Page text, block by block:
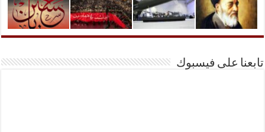
تابعنا على فيسبوك